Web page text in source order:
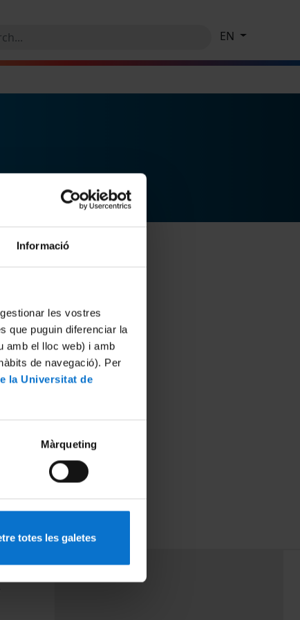
Informació
les vostres
que puguin diferenciar la
amb el lloc web) i amb
de navegació). Per
la Universitat de
Màrqueting
totes les galetes
EN
PEU 3